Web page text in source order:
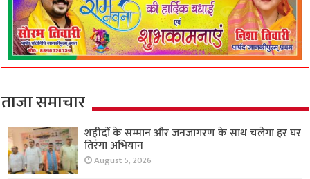
ताजा समाचार
शहीदों के सम्मान और जनजागरण के साथ चलेगा हर घर
तिरंगा अभियान
August 5, 2026